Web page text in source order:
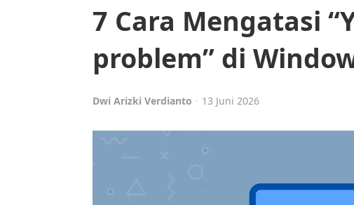
7 Cara Mengatasi
problem” di
Posted
Dwi Arizki Verdianto 13 Juni 2026